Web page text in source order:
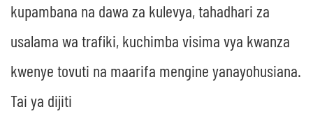
kupambana na dawa za kulevya, tahadhari za
usalama wa trafiki, kuchimba visima vya kwanza
kwenye tovuti na maarifa mengine yanayohusiana.
Tai ya dijiti